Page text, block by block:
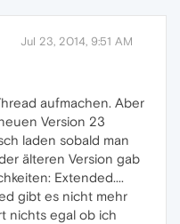
Jul 23, 2014, 9:51 AM
aufmachen. Aber
Version 23
laden sobald man
älteren Version gab
Extended....
gibt es nicht mehr
nichts egal ob ich